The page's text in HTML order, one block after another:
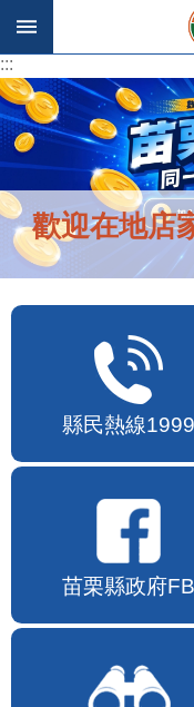
跳到主要內容區塊
:::
:::
苗栗幣APP
縣民熱線1999
苗栗縣政府FB